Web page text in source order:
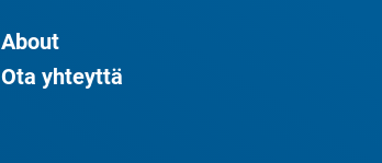
About
Ota yhteyttä